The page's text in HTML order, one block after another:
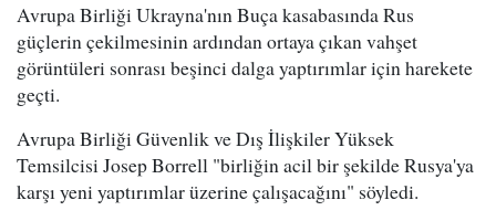
Avrupa Birliği Ukrayna'nın Buça kasabasında Rus
güçlerin çekilmesinin ardından ortaya çıkan vahşet
görüntüleri sonrası beşinci dalga yaptırımlar için harekete
geçti.
Avrupa Birliği Güvenlik ve Dış İlişkiler Yüksek
Temsilcisi Josep Borrell "birliğin acil bir şekilde Rusya'ya
karşı yeni yaptırımlar üzerine çalışacağını" söyledi.